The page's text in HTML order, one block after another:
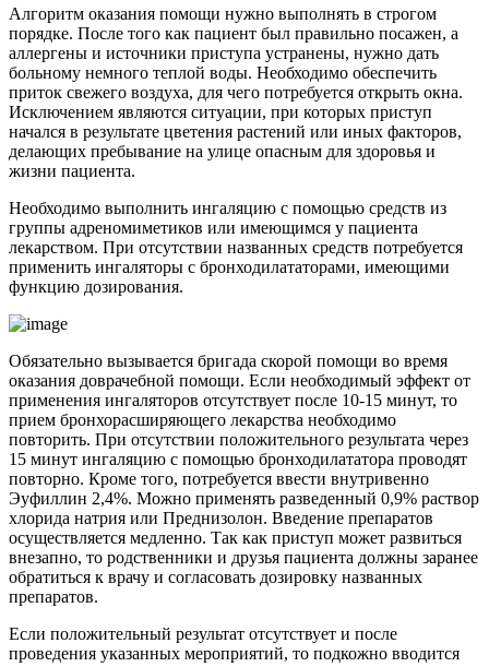
Алгоритм оказания помощи нужно выполнять в строгом
порядке. После того как пациент был правильно посажен, а
аллергены и источники приступа устранены, нужно дать
больному немного теплой воды. Необходимо обеспечить
приток свежего воздуха, для чего потребуется открыть окна.
Исключением являются ситуации, при которых приступ
начался в результате цветения растений или иных факторов,
делающих пребывание на улице опасным для здоровья и
жизни пациента.
Необходимо выполнить ингаляцию с помощью средств из
группы адреномиметиков или имеющимся у пациента
лекарством. При отсутствии названных средств потребуется
применить ингаляторы с бронходилататорами, имеющими
функцию дозирования.
Обязательно вызывается бригада скорой помощи во время
оказания доврачебной помощи. Если необходимый эффект от
применения ингаляторов отсутствует после 10-15 минут, то
прием бронхорасширяющего лекарства необходимо
повторить. При отсутствии положительного результата через
15 минут ингаляцию с помощью бронходилататора проводят
повторно. Кроме того, потребуется ввести внутривенно
Эуфиллин 2,4%. Можно применять разведенный 0,9% раствор
хлорида натрия или Преднизолон. Введение препаратов
осуществляется медленно. Так как приступ может развиться
внезапно, то родственники и друзья пациента должны заранее
обратиться к врачу и согласовать дозировку названных
препаратов.
Если положительный результат отсутствует и после
проведения указанных мероприятий, то подкожно вводится